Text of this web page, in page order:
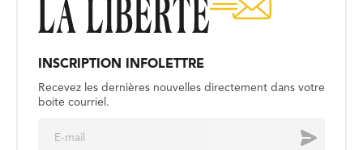
INSCRIPTION INFOLETTRE
Recevez les dernières nouvelles directement dans votre
boite courriel.
Envoyer